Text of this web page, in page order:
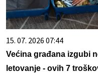
15. 07. 2026 07:44
Većina građana izgubi
letovanje - ovih 7